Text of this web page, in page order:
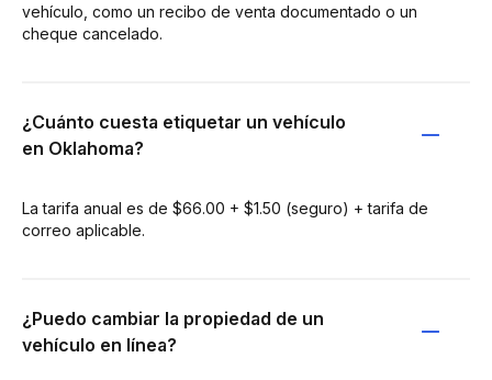
vehículo, como un recibo de venta documentado o un
cheque cancelado.
¿Cuánto cuesta etiquetar un vehículo
en Oklahoma?
La tarifa anual es de $66.00 + $1.50 (seguro) + tarifa de
correo aplicable.
¿Puedo cambiar la propiedad de un
vehículo en línea?